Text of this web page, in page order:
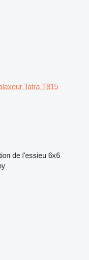
Tatra T815
de l'essieu 6x6